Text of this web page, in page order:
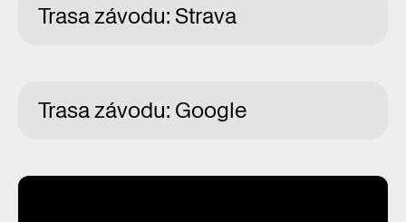
Trasa závodu: Strava
Trasa závodu: Google